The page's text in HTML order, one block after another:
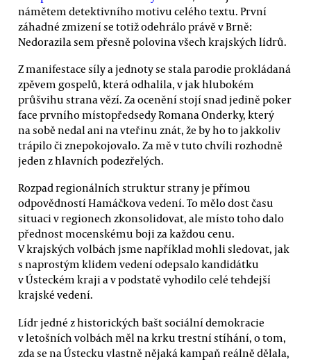
námětem detektivního motivu celého textu. První
záhadné zmizení se totiž odehrálo právě v Brně:
Nedorazila sem přesně polovina všech krajských lídrů.
Z manifestace síly a jednoty se stala parodie prokládaná
zpěvem gospelů, která odhalila, v jak hlubokém
průšvihu strana vězí. Za ocenění stojí snad jedině poker
face prvního místopředsedy Romana Onderky, který
na sobě nedal ani na vteřinu znát, že by ho to jakkoliv
trápilo či znepokojovalo. Za mě v tuto chvíli rozhodně
jeden z hlavních podezřelých.
Rozpad regionálních struktur strany je přímou
odpovědností Hamáčkova vedení. To mělo dost času
situaci v regionech zkonsolidovat, ale místo toho dalo
přednost mocenskému boji za každou cenu.
V krajských volbách jsme například mohli sledovat, jak
s naprostým klidem vedení odepsalo kandidátku
v Ústeckém kraji a v podstatě vyhodilo celé tehdejší
krajské vedení.
Lídr jedné z historických bašt sociální demokracie
v letošních volbách měl na krku trestní stíhání, o tom,
zda se na Ústecku vlastně nějaká kampaň reálně dělala,